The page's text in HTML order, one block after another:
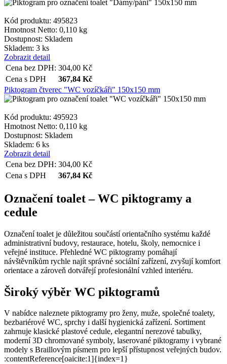
Kód produktu: 495823
Hmotnost Netto: 0,110 kg
Dostupnost: Skladem
Skladem: 3 ks
Zobrazit detail
Cena bez DPH: 304,00 Kč
Cena s DPH
367,84 Kč
Piktogram čtverec "WC vozíčkáři" 150x150 mm
Kód produktu: 495923
Hmotnost Netto: 0,110 kg
Dostupnost: Skladem
Skladem: 6 ks
Zobrazit detail
Cena bez DPH: 304,00 Kč
Cena s DPH
367,84 Kč
Označení toalet – WC piktogramy a
cedule
Označení toalet je důležitou součástí orientačního systému každé
administrativní budovy, restaurace, hotelu, školy, nemocnice i
veřejné instituce. Přehledné WC piktogramy pomáhají
návštěvníkům rychle najít správné sociální zařízení, zvyšují komfort
orientace a zároveň dotvářejí profesionální vzhled interiéru.
Široký výběr WC piktogramů
V nabídce naleznete piktogramy pro ženy, muže, společné toalety,
bezbariérové WC, sprchy i další hygienická zařízení. Sortiment
zahrnuje klasické plastové cedule, elegantní nerezové tabulky,
moderní 3D chromované symboly, laserované piktogramy i vybrané
modely s Braillovým písmem pro lepší přístupnost veřejných budov.
:contentReference[oaicite:1]{index=1}